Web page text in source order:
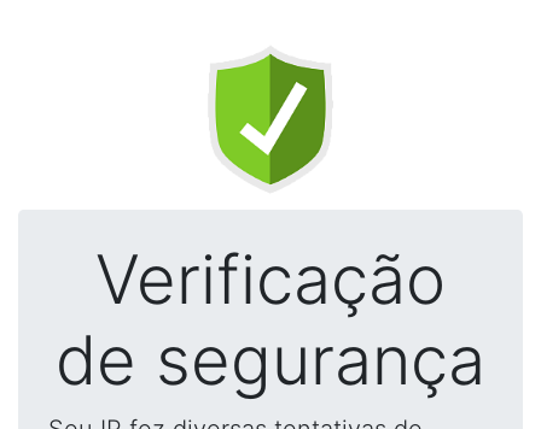
Verificação
de segurança